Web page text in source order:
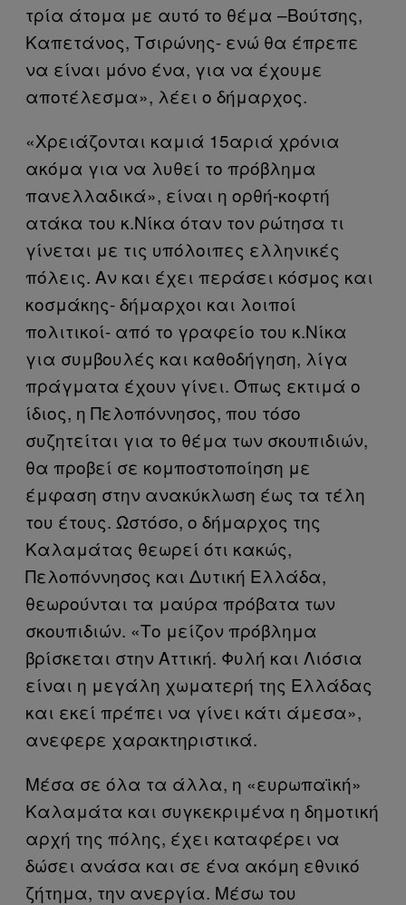
τρία άτομα με αυτό το θέμα –Βούτσης,
Καπετάνος, Τσιρώνης- ενώ θα έπρεπε
να είναι μόνο ένα, για να έχουμε
αποτέλεσμα», λέει ο δήμαρχος.
«Χρειάζονται καμιά 15αριά χρόνια
ακόμα για να λυθεί το πρόβλημα
πανελλαδικά», είναι η ορθή-κοφτή
ατάκα του κ.Νίκα όταν τον ρώτησα τι
γίνεται με τις υπόλοιπες ελληνικές
πόλεις. Αν και έχει περάσει κόσμος και
κοσμάκης- δήμαρχοι και λοιποί
πολιτικοί- από το γραφείο του κ.Νίκα
για συμβουλές και καθοδήγηση, λίγα
πράγματα έχουν γίνει. Όπως εκτιμά ο
ίδιος, η Πελοπόννησος, που τόσο
συζητείται για το θέμα των σκουπιδιών,
θα προβεί σε κομποστοποίηση με
έμφαση στην ανακύκλωση έως τα τέλη
του έτους. Ωστόσο, ο δήμαρχος της
Καλαμάτας θεωρεί ότι κακώς,
Πελοπόννησος και Δυτική Ελλάδα,
θεωρούνται τα μαύρα πρόβατα των
σκουπιδιών. «Το μείζον πρόβλημα
βρίσκεται στην Αττική. Φυλή και Λιόσια
είναι η μεγάλη χωματερή της Ελλάδας
και εκεί πρέπει να γίνει κάτι άμεσα»,
ανεφερε χαρακτηριστικά.
Μέσα σε όλα τα άλλα, η «ευρωπαϊκή»
Καλαμάτα και συγκεκριμένα η δημοτική
αρχή της πόλης, έχει καταφέρει να
δώσει ανάσα και σε ένα ακόμη εθνικό
ζήτημα, την ανεργία. Μέσω του